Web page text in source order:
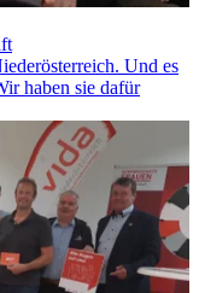
Und es
haben sie dafür